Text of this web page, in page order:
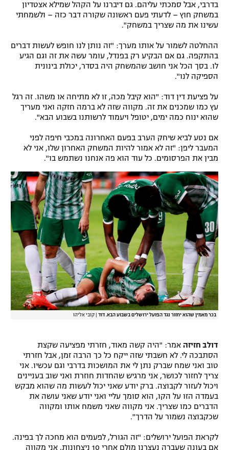
בדרבי, אבל סמכתי עליהם. גם דיברנו על הקהל שמילא אצטדיון
במשחק חוץ – לדעתי פעם ראשונה שקורה דבר כזה – ולשמחתי
עשינו את מה שצריך במשחק".
ההחלטה לשמור על אותו מערך: "זה נותן לנו חופש לעשות דברים
בהתקפה. גם אם הבקיע רק בפנדל, עומר עשה את זה וגם הגיע
לו. בסך הכל אני חושב שהמשחק היה בסדר, יכולת בינונית
הספיקה לנו".
על פציעת דין דוד: "הוא קיבל מכה, זו לא מתיחה או משהו. זה רגל
עץ כמו שמכנים את זה. מקווה שזה לא ברמה חזקה ואני מעריך
שהוא ינוח כמה ימים, יטופל ויעמוד לרשותנו בשבוע הבא".
אם נטע לביא שיחק הערב בפעם האחרונה במכבי חיפה לפני
המעבר ליפן: "זה לא אמור להיות המשחק האחרון שלו, אני לא
מבין את הפרסומים. כל עוד הוא פה אנחנו נשתמש בו".
בכר מאמין שהוא יחזור נגד הפועל ירושלים בשבוע הבא. דוד קובי אליהו
דולב חזיזה אמר: "היה קשה מאוד, חזרתי מפציעה שקצת
הסתבכה לי. לא חשבתי שזה ייקח כל כך הרבה זמן, אבל חזרתי
טוב ואני שמח שברק נתן לי את המושכות בדרבי וגם עכשיו. אני
צריך לחזור לכושר, אני מרגיש שהחדות חוזרת ואני שוב בעניינים
ויכול לעזור לקבוצה. ברק יודע שאני יכול לעשות מה שהוא מבקש
בעמדה הזו על הקו, הוא סומך עליי ואני יודע שאני עושה את
הדברים כמו שצריך. אני מקווה שאני משמח אותו ומקווה
שכקבוצה נשמור על הדרך".
לקראת הפועל ירושלים: "זה הגורל, לפעמים הוא מחכה לך בפינה.
אם בעונה שעברה נעצרנו מולם אחרי 10 ניצחונות, אני מקווה